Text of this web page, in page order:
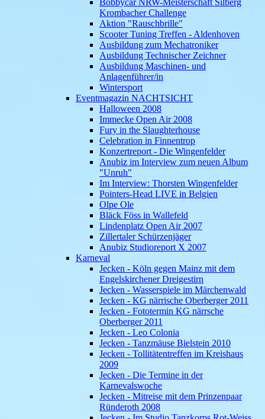
Bobbycar NRW-Meisterschaft Silberg
Krombacher Challenge
Aktion "Rauschbrille"
Scooter Tuning Treffen - Aldenhoven
Ausbildung zum Mechatroniker
Ausbildung Technischer Zeichner
Ausbildung Maschinen- und
Anlagenführer/in
Wintersport
Eventmagazin NACHTSICHT
Halloween 2008
Immecke Open Air 2008
Fury in the Slaughterhouse
Celebration in Finnentrop
Konzertreport - Die Wingenfelder
Anubiz im Interview zum neuen Album
"Unruh"
Im Interview: Thorsten Wingenfelder
Pointers-Head LIVE in Belgien
Olpe Ole
Bläck Föss in Wallefeld
Lindenplatz Open Air 2007
Zillertaler Schürzenjäger
Anubiz Studioreport X 2007
Karneval
Jecken - Köln gegen Mainz mit dem
Engelskirchener Dreigestirn
Jecken - Wasserspiele im Märchenwald
Jecken - KG närrische Oberberger 2011
Jecken - Fototermin KG närrsche
Oberberger 2011
Jecken - Leo Colonia
Jecken - Tanzmäuse Bielstein 2010
Jecken - Tollitätentreffen im Kreishaus
2009
Jecken - Die Termine in der
Karnevalswoche
Jecken - Mitreise mit dem Prinzenpaar
Ründeroth 2008